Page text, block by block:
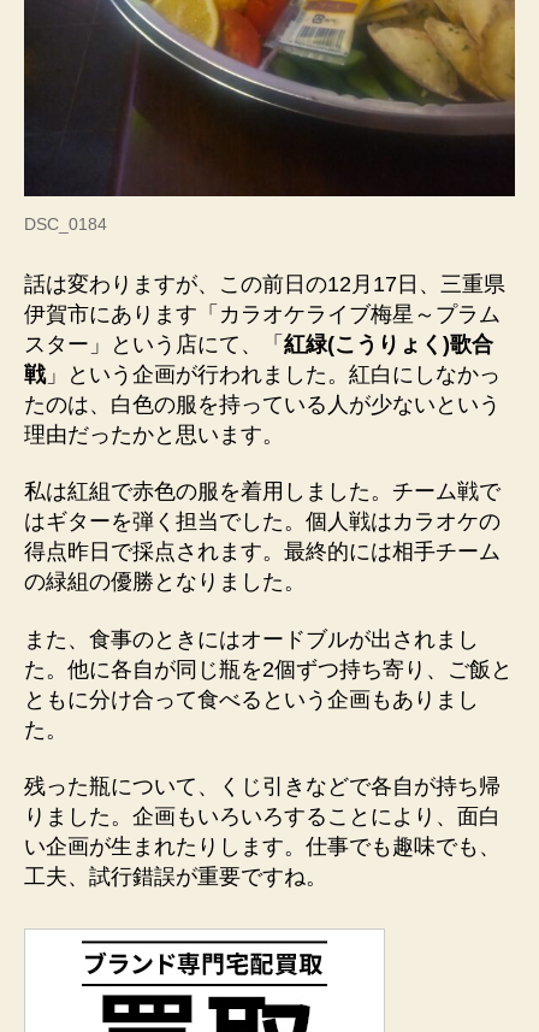
DSC_0184
話は変わりますが、この前日の12月17日、三重県
伊賀市にあります「カラオケライブ梅星～プラム
スター」という店にて、「 紅緑(こうりょく)歌合
戦」という企画が行われました。紅白にしなかっ
たのは、白色の服を持っている人が少ないという
理由だったかと思います。
私は紅組で赤色の服を着用しました。チーム戦で
はギターを弾く担当でした。個人戦はカラオケの
得点昨日で採点されます。最終的には相手チーム
の緑組の優勝となりました。
また、食事のときにはオードブルが出されまし
た。他に各自が同じ瓶を2個ずつ持ち寄り、ご飯と
ともに分け合って食べるという企画もありまし
た。
残った瓶について、くじ引きなどで各自が持ち帰
りました。企画もいろいろすることにより、面白
い企画が生まれたりします。仕事でも趣味でも、
工夫、試行錯誤が重要ですね。